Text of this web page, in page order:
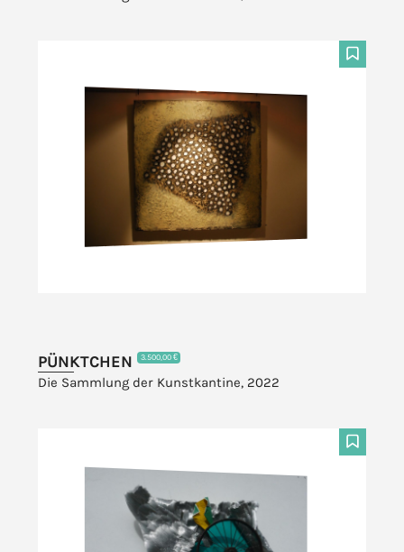
F
PÜNKTCHEN 3.500,00 €
Die Sammlung der Kunstkantine, 2022
F